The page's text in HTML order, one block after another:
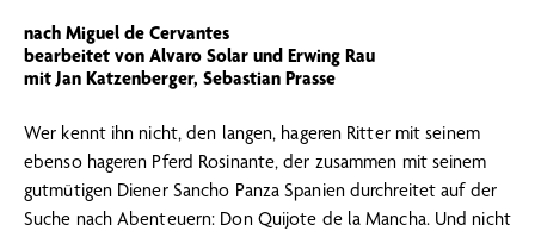
nach Miguel de Cervantes
bearbeitet von Alvaro Solar und Erwing Rau
mit Jan Katzenberger, Sebastian Prasse
Wer kennt ihn nicht, den langen, hageren Ritter mit seinem
ebenso hageren Pferd Rosinante, der zusammen mit seinem
gutmütigen Diener Sancho Panza Spanien durchreitet auf der
Suche nach Abenteuern: Don Quijote de la Mancha. Und nicht